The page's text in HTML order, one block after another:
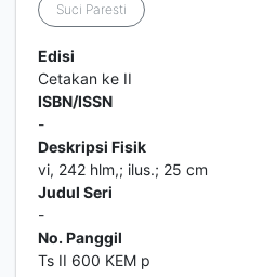
Suci Paresti
Edisi
Cetakan ke II
ISBN/ISSN
-
Deskripsi Fisik
vi, 242 hlm,; ilus.; 25 cm
Judul Seri
-
No. Panggil
Ts II 600 KEM p